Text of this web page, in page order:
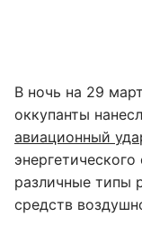
В ночь на 29
оккупанты
авиационный
различные типы
средств